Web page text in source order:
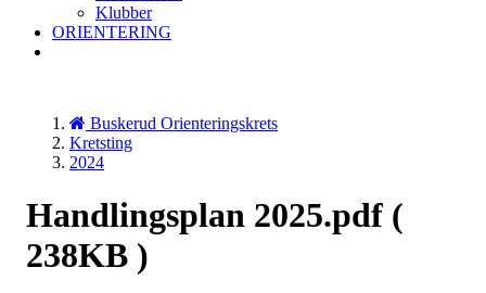
Klubber
ORIENTERING
Buskerud Orienteringskrets
Kretsting
2024
Handlingsplan 2025.pdf (
238KB )